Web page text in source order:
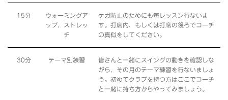
15分
ウォーミングア
ップ、ストレッ
チ
ケガ防止のためにも毎レッスン行ないま
す。打席内、もしくは打席の後ろでコーチ
の真似をしてください。
30分 テーマ別練習
皆さんと一緒にスイングの動きを確認しな
がら、その月のテーマ練習を行ないましょ
う。初めてクラブを持つ方はここでコーチ
と一緒に持ち方からやってみましょう。